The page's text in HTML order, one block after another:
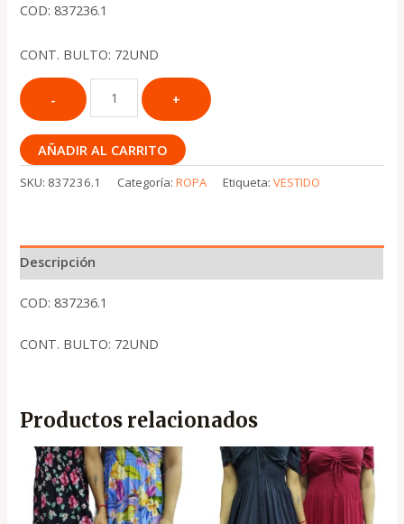
COD: 837236.1
CONT. BULTO: 72UND
AÑADIR AL CARRITO
SKU: 837236.1 Categoría:ROPA Etiqueta:VESTIDO
Descripción
COD: 837236.1
CONT. BULTO: 72UND
Productos relacionados